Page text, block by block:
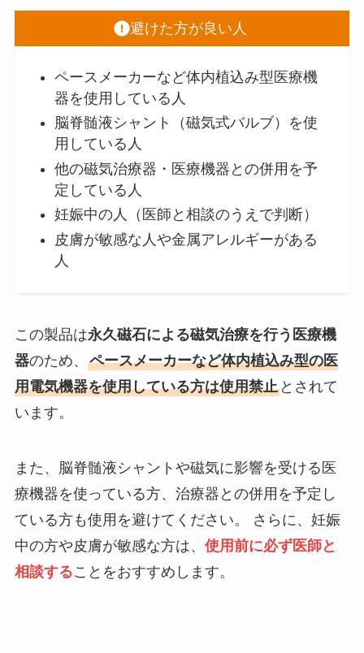
避けた方が良い人
ペースメーカーなど体内植込み型医療機
器を使用している人
脳脊髄液シャント（磁気式バルブ）を使
用している人
他の磁気治療器・医療機器との併用を予
定している人
妊娠中の人（医師と相談のうえで判断）
皮膚が敏感な人や金属アレルギーがある
人
この製品は永久磁石による磁気治療を行う医療機
器のため、 ペースメーカーなど体内植込み型の医
用電気機器を使用している方は使用禁止とされて
います。
また、脳脊髄液シャントや磁気に影響を受ける医
療機器を使っている方、治療器との併用を予定し
ている方も使用を避けてください。 さらに、妊娠
中の方や皮膚が敏感な方は、 使用前に必ず医師と
相談することをおすすめします。